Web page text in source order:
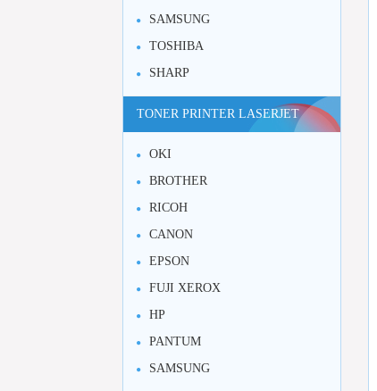
SAMSUNG
TOSHIBA
SHARP
TONER PRINTER LASERJET
OKI
BROTHER
RICOH
CANON
EPSON
FUJI XEROX
HP
PANTUM
SAMSUNG